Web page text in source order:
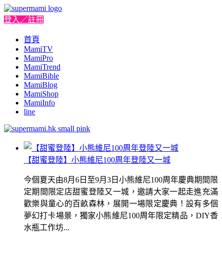
登入／註冊
首頁
MamiTV
MamiPro
MamiTrend
MamiBible
MamiBlog
MamiShop
MamiInfo
line
【甜蜜登陸】小熊維尼100周年登陸又一城
今個夏天由8月6日至9月3日小熊維尼100周年慶典期間限
定期間限定店甜蜜登陸又一城，邀請大家一起走進充滿
歡樂與童心的百畝森林，展開一場限定慶典！設有多個
夢幻打卡場景，獨家小熊維尼100周年限定精品，DIY香
水瓶工作坊...